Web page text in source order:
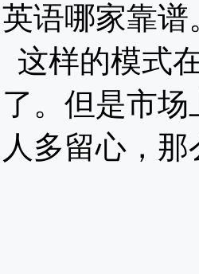
英语哪家靠
这样的模式
了。但是市
人多留心，